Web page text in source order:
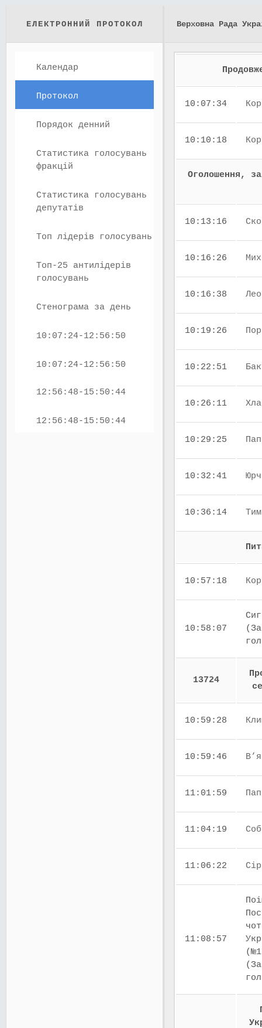
ЕЛЕКТРОННИЙ ПРОТОКОЛ
Календар
Протокол
Порядок денний
Статистика голосувань
фракцій
Статистика голосувань
депутатів
Топ лідерів голосувань
Топ-25 антилідерів
голосувань
Стенограма за день
10:07:24-12:56:50
10:07:24-12:56:50
12:56:48-15:50:44
12:56:48-15:50:44
Верховна Рада
10:07:34
10:10:18
Оголошення,
10:13:16
10:16:26
10:16:38
10:19:26
10:22:51
10:26:11
10:29:25
10:32:41
10:36:14
10:57:18
10:58:07
13724
10:59:28
10:59:46
11:01:59
11:04:19
11:06:22
11:08:57